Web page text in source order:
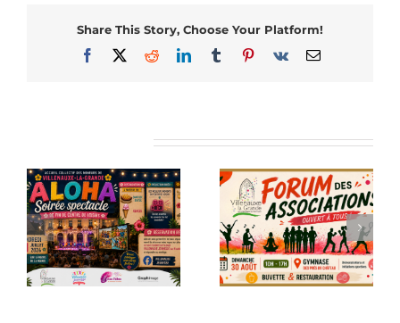
Share This Story, Choose Your Platform!
Facebook
X RedditLinkedInTumblrPinterest
Vk Email